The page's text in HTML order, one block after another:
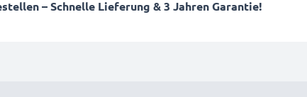
– Schnelle Lieferung & 3 Jahren Garantie!